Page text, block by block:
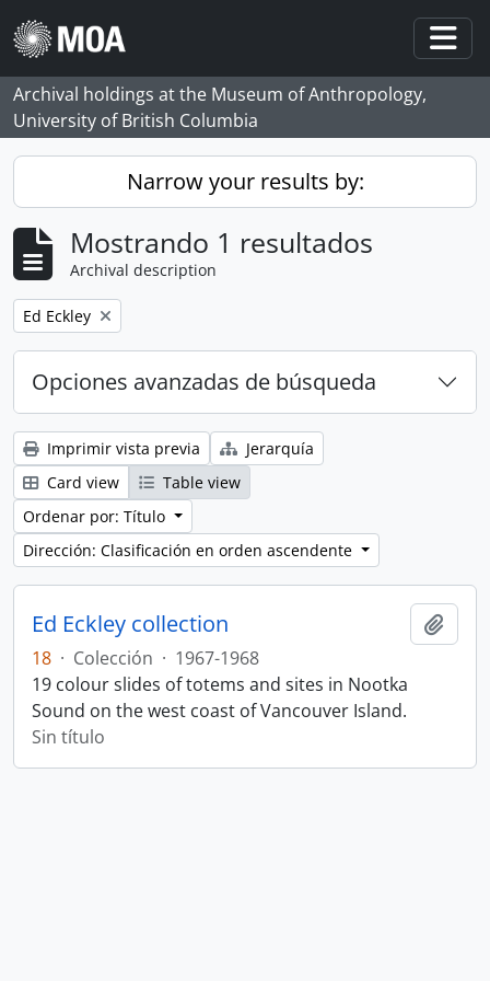
Skip to main content
Archival holdings at the Museum of Anthropology,
University of British Columbia
Narrow your results by:
Mostrando 1 resultados
Archival description
Remove filter:
Ed Eckley
Opciones avanzadas de búsqueda
Imprimir vista previa
Jerarquía
Card view
Table view
Ordenar por: Título
Dirección: Clasificación en orden ascendente
Ed Eckley collection
18 · Colección · 1967-1968
19 colour slides of totems and sites in Nootka
Sound on the west coast of Vancouver Island.
Sin título